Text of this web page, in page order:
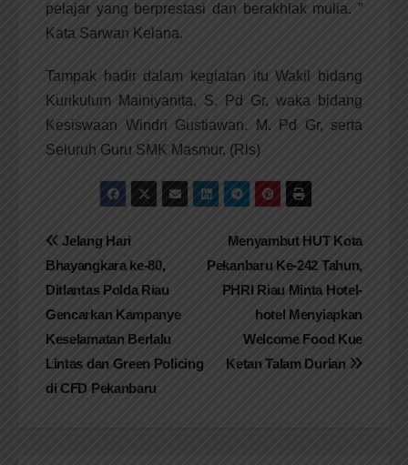
pelajar yang berprestasi dan berakhlak mulia. ”
Kata Sarwan Kelana.
Tampak hadir dalam kegiatan itu Wakil bidang
Kurikulum Mainiyanita, S. Pd Gr, waka bidang
Kesiswaan Windri Gustiawan. M. Pd Gr, serta
Seluruh Guru SMK Masmur. (Rls)
Navigasi
pos
Menyambut HUT Kota
Pekanbaru Ke-242 Tahun,
PHRI Riau Minta Hotel-
hotel Menyiapkan
Welcome Food Kue
Ketan Talam Durian
Jelang Hari
Bhayangkara ke-80,
Ditlantas Polda Riau
Gencarkan Kampanye
Keselamatan Berlalu
Lintas dan Green Policing
di CFD Pekanbaru